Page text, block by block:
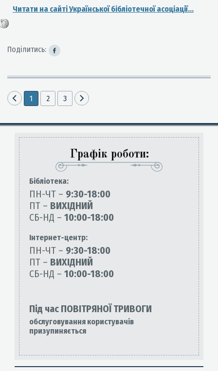
Читати на сайті Української бібліотечної асоціації...
Поділитись:
1 2 3
Графік роботи:
Бiблiотека:
ПН-ЧТ – 9:30-18:00
ПТ – ВИХІДНИЙ
СБ-НД – 10:00-18:00
Інтернет-центр:
ПН-ЧТ – 9:30-18:00
ПТ – ВИХІДНИЙ
СБ-НД – 10:00-18:00
Під час ПОВІТРЯНОЇ ТРИВОГИ
обслуговування користувачів
призупиняється